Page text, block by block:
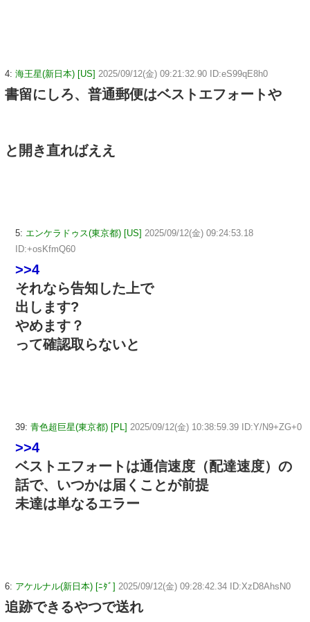
4: 海王星(新日本) [US] 2025/09/12(金) 09:21:32.90 ID:eS99qE8h0
書留にしろ、普通郵便はベストエフォートや
と開き直ればええ
5: エンケラドゥス(東京都) [US] 2025/09/12(金) 09:24:53.18
ID:+osKfmQ60
>>4
それなら告知した上で
出します?
やめます？
って確認取らないと
39: 青色超巨星(東京都) [PL] 2025/09/12(金) 10:38:59.39 ID:Y/N9+ZG+0
>>4
ベストエフォートは通信速度（配達速度）の
話で、いつかは届くことが前提
未達は単なるエラー
6: アケルナル(新日本) [ﾆﾀﾞ] 2025/09/12(金) 09:28:42.34 ID:XzD8AhsN0
追跡できるやつで送れ